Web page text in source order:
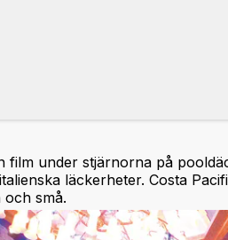
film under stjärnorna på
läckerheter. Costa
och små.